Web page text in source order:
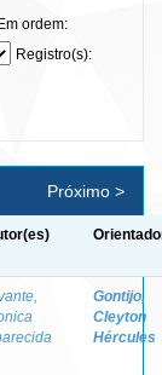
ordem:
Registro(s):
Próximo >
Gontijo,
Cleyton
Hércules